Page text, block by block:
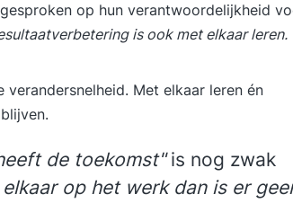
op hun verantwoordelijkheid
is ook met elkaar leren.
verandersnelheid. Met elkaar leren én
de toekomst"is nog zwak
op het werk dan is er